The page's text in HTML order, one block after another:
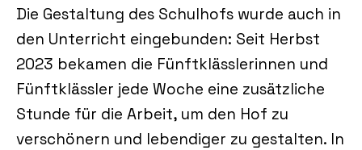
Die Gestaltung des Schulhofs wurde auch in
den Unterricht eingebunden: Seit Herbst
2023 bekamen die Fünftklässlerinnen und
Fünftklässler jede Woche eine zusätzliche
Stunde für die Arbeit, um den Hof zu
verschönern und lebendiger zu gestalten. In